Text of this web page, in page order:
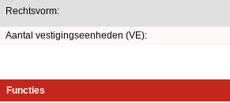
Rechtsvorm:
Aantal vestigingseenheden (VE):
Functies